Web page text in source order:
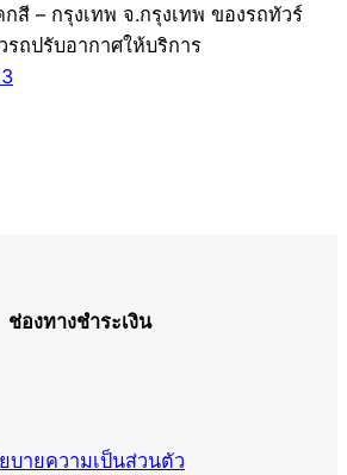
สี – กรุงเทพ จ.กรุงเทพ ของรถทัวร์
ถปรับอากาศให้บริการ
ช่องทางชำระเงิน
บายความเป็นส่วนตัว